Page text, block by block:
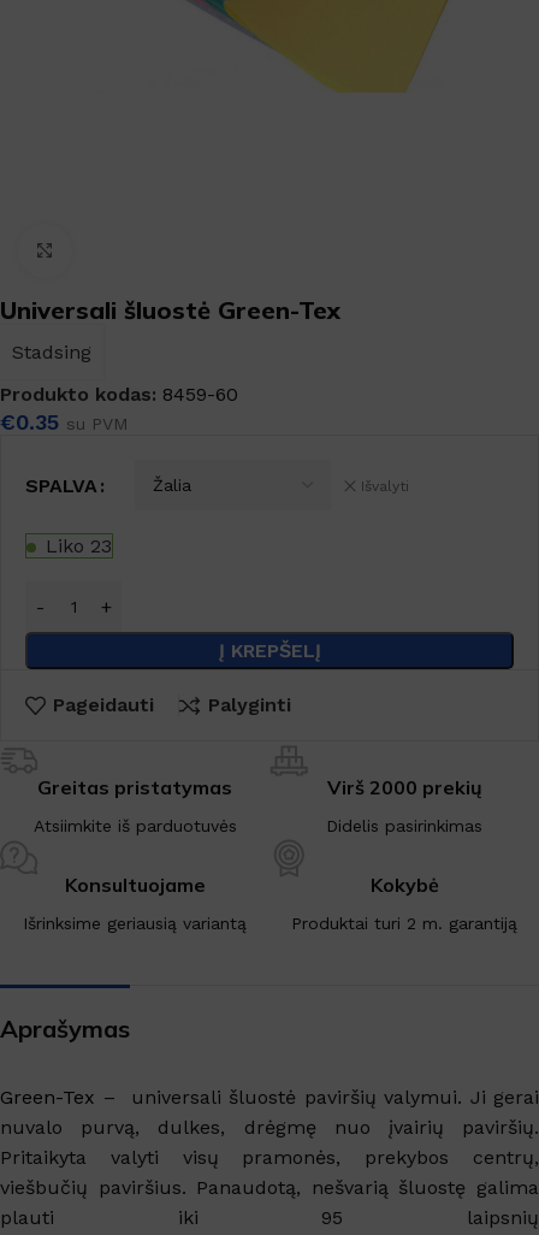
Universali šluostė Green-Tex
Stadsing
Produkto kodas: 8459-60
€0.35 su PVM
SPALVA Išvalyti
Liko 23
Į KREPŠELĮ
Pageidauti Palyginti
Greitas pristatymas
Atsiimkite iš parduotuvės
Virš 2000 prekių
Didelis pasirinkimas
Konsultuojame
Išrinksime geriausią variantą
Kokybė
Produktai turi 2 m. garantiją
Aprašymas
Green-Tex – universali šluostė paviršių valymui. Ji gerai
nuvalo purvą, dulkes, drėgmę nuo įvairių paviršių.
Pritaikyta valyti visų pramonės, prekybos centrų,
viešbučių paviršius. Panaudotą, nešvarią šluostę galima
plauti iki 95 laipsnių